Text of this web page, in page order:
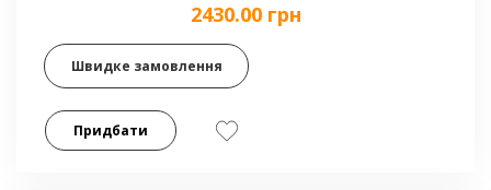
2430.00 грн
Швидке замовлення
Придбати